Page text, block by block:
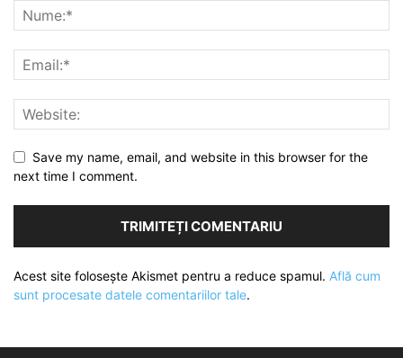
Save my name, email, and website in this browser for the
next time I comment.
Acest site folosește Akismet pentru a reduce spamul. Află cum
sunt procesate datele comentariilor tale.